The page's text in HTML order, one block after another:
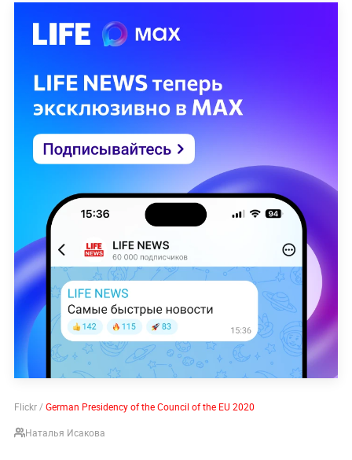
Flickr /German Presidency of the Council of the EU 2020
Наталья Исакова